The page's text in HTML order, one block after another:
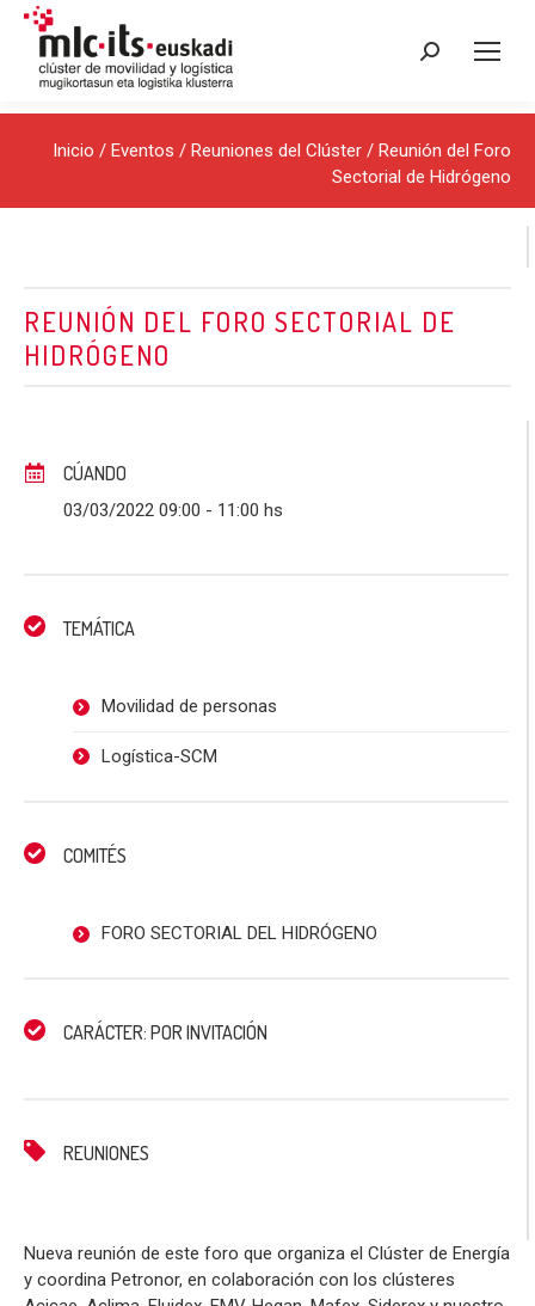
Buscar:
Inicio / Eventos / Reuniones del Clúster / Reunión del Foro
Sectorial de Hidrógeno
REUNIÓN DEL FORO SECTORIAL DE
HIDRÓGENO
CÚANDO
03/03/2022 09:00 - 11:00 hs
TEMÁTICA
Movilidad de personas
Logística-SCM
COMITÉS
FORO SECTORIAL DEL HIDRÓGENO
CARÁCTER: POR INVITACIÓN
REUNIONES
Nueva reunión de este foro que organiza el Clúster de Energía
y coordina Petronor, en colaboración con los clústeres